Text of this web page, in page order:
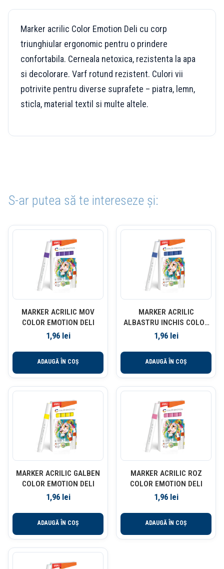
Marker acrilic Color Emotion Deli cu corp
triunghiular ergonomic pentru o prindere
confortabila. Cerneala netoxica, rezistenta la apa
si decolorare. Varf rotund rezistent. Culori vii
potrivite pentru diverse suprafete – piatra, lemn,
sticla, material textil si multe altele.
S-ar putea să te intereseze și:
MARKER ACRILIC MOV
COLOR EMOTION DELI
1,96 lei
ADAUGĂ ÎN COȘ
MARKER ACRILIC
ALBASTRU INCHIS COLOR
EMOTION DELI
1,96 lei
ADAUGĂ ÎN COȘ
MARKER ACRILIC GALBEN
COLOR EMOTION DELI
1,96 lei
ADAUGĂ ÎN COȘ
MARKER ACRILIC ROZ
COLOR EMOTION DELI
1,96 lei
ADAUGĂ ÎN COȘ